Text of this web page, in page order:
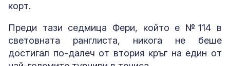
корт.
Преди тази седмица Фери, който е №114 в
световната ранглиста, никога не беше
достигал по-далеч от втория кръг на един от